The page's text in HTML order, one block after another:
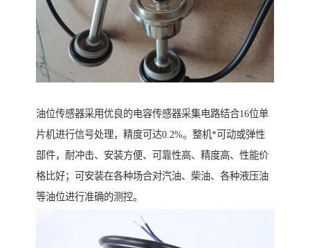
油位传感器采用优良的电容传感器采集电路结合16位单
片机进行信号处理，精度可达0.2%。整机*可动或弹性
部件，耐冲击、安装方便、可靠性高、精度高、性能价
格比好；可安装在各种场合对汽油、柴油、各种液压油
等油位进行准确的测控。